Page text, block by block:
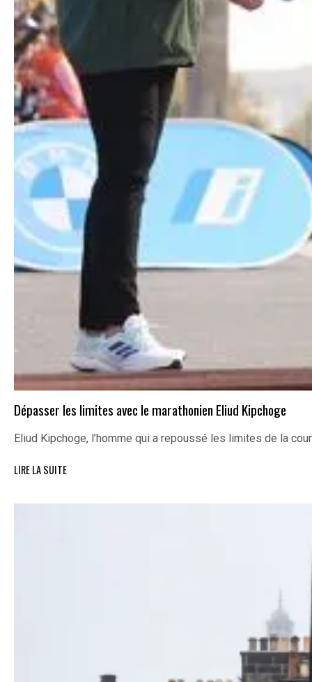
Dépasser les limites avec le marathonien Eliud Kipchoge
Eliud Kipchoge, l’homme qui a repoussé les limites de la
LIRE LA SUITE